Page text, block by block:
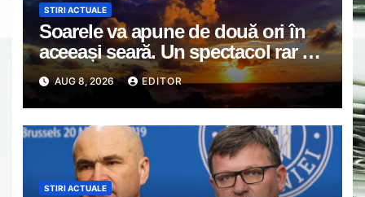
STIRI ACTUALE
Soarele va apune de două ori în
aceeași seară. Un spectacol rar va
întrerupe liniștea unui sat din
Europa
AUG 8, 2026 EDITOR
STIRI ACTUALE